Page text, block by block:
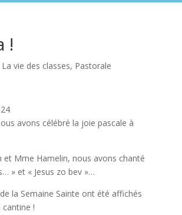
!
La vie des classes, Pastorale
avons célébré la joie pascale à
et Mme Hamelin, nous avons chanté
» et « Jesus zo bev »…
la Semaine Sainte ont été affichés
cantine !